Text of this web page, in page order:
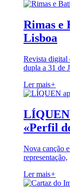
Rimas e
Lisboa
Revista digital
dupla a 31 de
Ler mais+
LÍQUEN
«Perfil
Nova canção
representação,
Ler mais+